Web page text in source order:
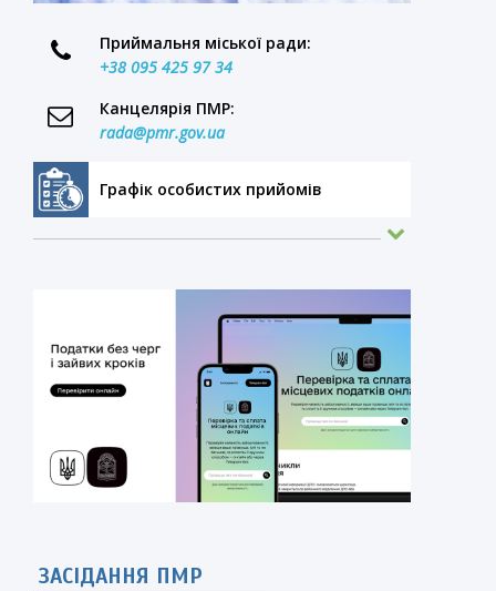
Приймальня міської ради:
+38 095 425 97 34
Канцелярія ПМР:
rada@pmr.gov.ua
Графік особистих прийомів
ЗАСІДАННЯ ПМР